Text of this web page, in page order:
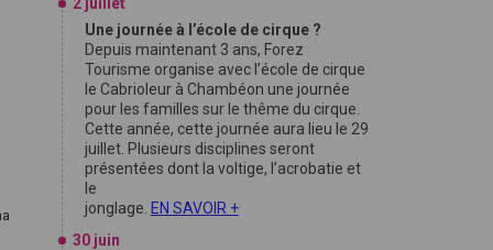
Une journée à l’école de cirque ?
Depuis maintenant 3 ans, Forez
Tourisme organise avec l’école de cirque
le Cabrioleur à Chambéon une journée
pour les familles sur le thême du cirque.
Cette année, cette journée aura lieu le 29
juillet. Plusieurs disciplines seront
présentées dont la voltige, l’acrobatie et
le
jonglage. EN SAVOIR +
30 juin